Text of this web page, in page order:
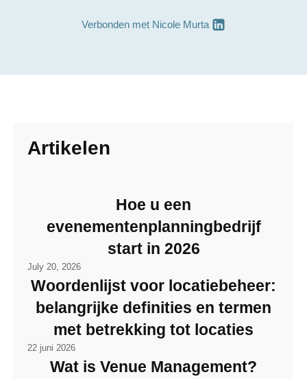
Verbonden met Nicole Murta
Artikelen
Hoe u een
evenementenplanningbedrijf
start in 2026
July 20, 2026
Woordenlijst voor locatiebeheer:
belangrijke definities en termen
met betrekking tot locaties
22 juni 2026
Wat is Venue Management?